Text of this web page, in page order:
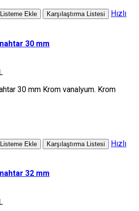
Ekle Karşılaştırma Listesi
Hızlı
30 mm
30 mm Krom vanalyum. Krom
Ekle Karşılaştırma Listesi
Hızlı
32 mm